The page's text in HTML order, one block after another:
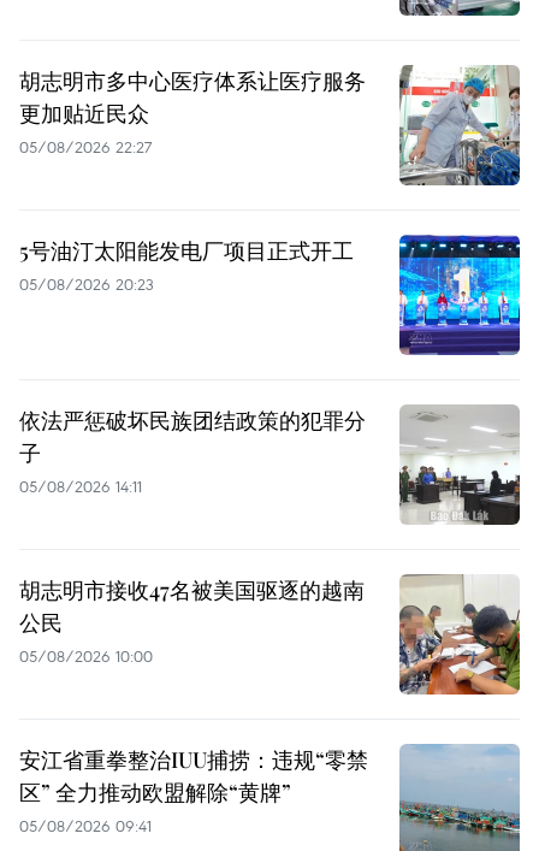
胡志明市多中心医疗体系让医疗服务
更加贴近民众
05/08/2026 22:27
5号油汀太阳能发电厂项目正式开工
05/08/2026 20:23
依法严惩破坏民族团结政策的犯罪分
子
05/08/2026 14:11
胡志明市接收47名被美国驱逐的越南
公民
05/08/2026 10:00
安江省重拳整治IUU捕捞：违规“零禁
区” 全力推动欧盟解除“黄牌”
05/08/2026 09:41